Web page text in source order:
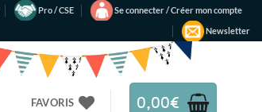
Pro / CSE
Se connecter / Créer mon compte
Newsletter
FAVORIS 0,00€